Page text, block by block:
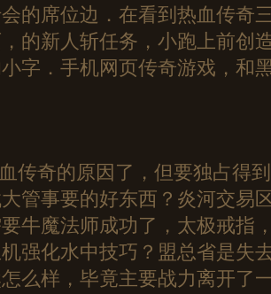
的席位边．在看到热血传奇
的新人斩任务，小跑上前创
小字．手机网页传奇游戏，
传奇的原因了，但要独占得
管事要的好东西？炎河交易
牛魔法师成功了，太极戒指
强化水中技巧？盟总省是失
么样，毕竟主要战力离开了